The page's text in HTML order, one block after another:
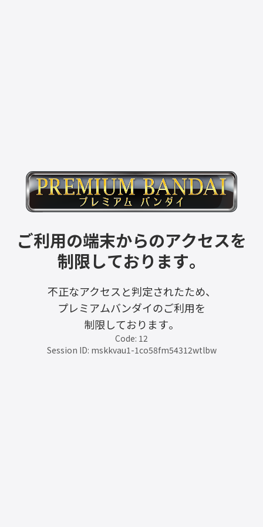
ご利用の端末からのアクセスを
制限しております。
不正なアクセスと判定されたため、
プレミアムバンダイのご利用を
制限しております。
Code: 12
Session ID: mskkvau1-1co58fm54312wtlbw